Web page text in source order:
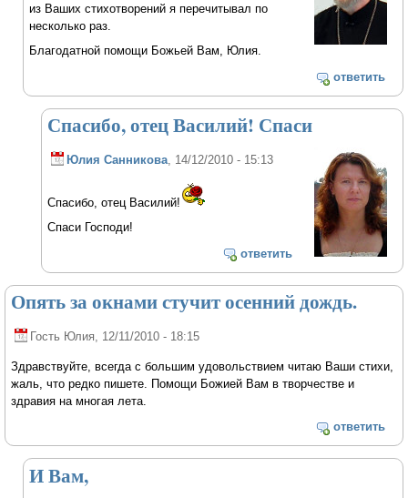
из Ваших стихотворений я перечитывал по
несколько раз.
Благодатной помощи Божьей Вам, Юлия.
ответить
Спасибо, отец Василий! Спаси
Юлия Санникова, 14/12/2010 - 15:13
Спасибо, отец Василий!
Спаси Господи!
ответить
Опять за окнами стучит осенний дождь.
Гость Юлия , 12/11/2010 - 18:15
Здравствуйте, всегда с большим удовольствием читаю Ваши стихи,
жаль, что редко пишете. Помощи Божией Вам в творчестве и
здравия на многая лета.
ответить
И Вам,